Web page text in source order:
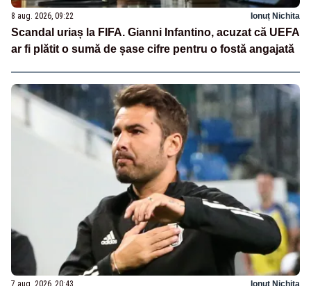
8 aug. 2026, 09:22 Ionuț Nichita
Scandal uriaș la FIFA. Gianni Infantino, acuzat că UEFA
ar fi plătit o sumă de șase cifre pentru o fostă angajată